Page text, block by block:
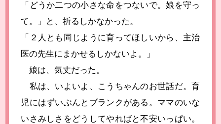
「どうか二つの小さな命をつないで。娘を守っ
て。」と、祈るしかなかった。
「２人とも同じように育ってほしいから、主治
医の先生にまかせるしかないよ。」
娘は、気丈だった。
私は、いよいよ、こうちゃんのお世話だ。育
児にはずいぶんとブランクがある。ママのいな
いさみしさをどうしてやればと不安いっぱい。